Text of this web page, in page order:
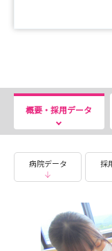
・第1回：令和8
マイナビ看護学
募フォームよりご
詳しく盛岡友愛病
お申し込みくださ
「遠くてなかな
ている...」
そんな学生さん
概要・採用データ
病院データ 採